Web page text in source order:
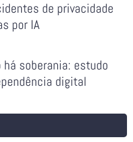
de privacidade
por IA
há soberania: estudo
digital